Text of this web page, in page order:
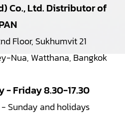
Co., Ltd. Distributor of
Floor, Sukhumvit 21
Nua, Watthana, Bangkok
- Friday 8.30-17.30
Sunday and holidays